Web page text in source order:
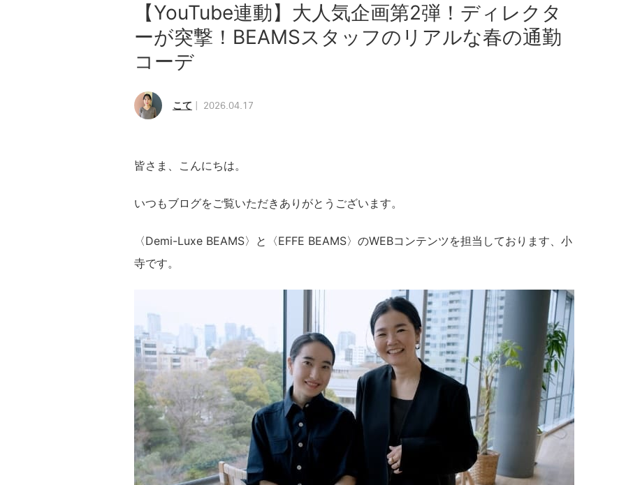
【YouTube連動】大人気企画第2弾！ディレクタ
ーが突撃！BEAMSスタッフのリアルな春の通勤
コーデ
こて 2026.04.17
皆さま、こんにちは。
いつもブログをご覧いただきありがとうございます。
〈Demi-Luxe BEAMS〉と〈EFFE BEAMS〉のWEBコンテンツを担当しております、小
寺です。